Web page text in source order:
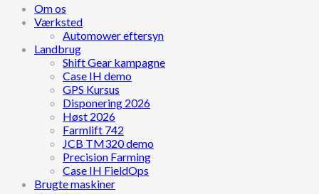
Om os
Værksted
Automower eftersyn
Landbrug
Shift Gear kampagne
Case IH demo
GPS Kursus
Disponering 2026
Høst 2026
Farmlift 742
JCB TM320 demo
Precision Farming
Case IH FieldOps
Brugte maskiner